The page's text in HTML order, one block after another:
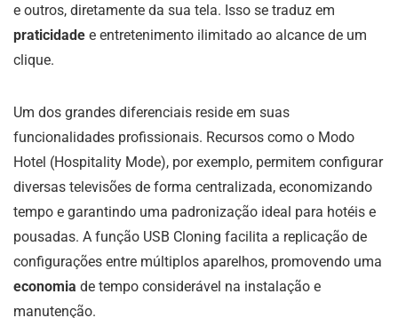
e outros, diretamente da sua tela. Isso se traduz em
praticidade e entretenimento ilimitado ao alcance de um
clique.
Um dos grandes diferenciais reside em suas
funcionalidades profissionais. Recursos como o Modo
Hotel (Hospitality Mode), por exemplo, permitem configurar
diversas televisões de forma centralizada, economizando
tempo e garantindo uma padronização ideal para hotéis e
pousadas. A função USB Cloning facilita a replicação de
configurações entre múltiplos aparelhos, promovendo uma
economia de tempo considerável na instalação e
manutenção.